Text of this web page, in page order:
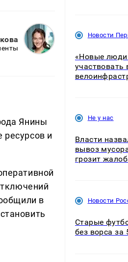
Янины
и
в
Новости
«Новые
участвовать
Не у нас
Власти
вывоз
грозит
Новости
Старые
без ворса за